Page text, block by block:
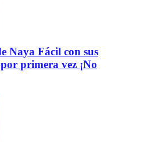
Naya Fácil con sus
primera vez ¡No